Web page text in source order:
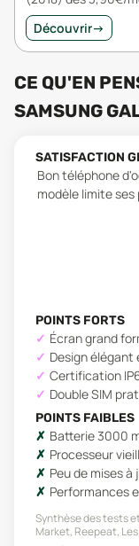
Découvrir→
CE QU'EN
SAMSUNG
SATISFACTION
Bon téléphone
modèle limite
POINTS FORTS
Écran grand
Design élégant
Certification
Double SIM
POINTS FAIBLES
Batterie 3000
Processeur
Peu de mises
Performances
Synthèse des tests
Market, Reepeat,